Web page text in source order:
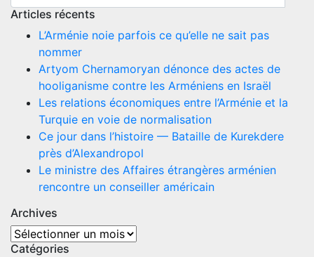
Articles récents
L’Arménie noie parfois ce qu’elle ne sait pas
nommer
Artyom Chernamoryan dénonce des actes de
hooliganisme contre les Arméniens en Israël
Les relations économiques entre l’Arménie et la
Turquie en voie de normalisation
Ce jour dans l’histoire — Bataille de Kurekdere
près d’Alexandropol
Le ministre des Affaires étrangères arménien
rencontre un conseiller américain
Archives
Archives
Catégories